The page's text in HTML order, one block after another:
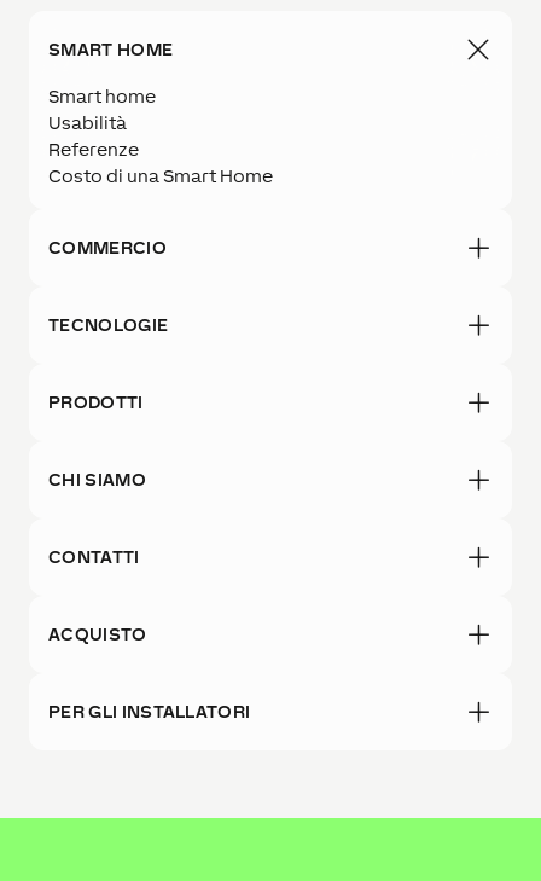
SMART HOME
Smart home
Usabilità
Referenze
Costo di una Smart Home
COMMERCIO
TECNOLOGIE
PRODOTTI
CHI SIAMO
CONTATTI
ACQUISTO
PER GLI INSTALLATORI